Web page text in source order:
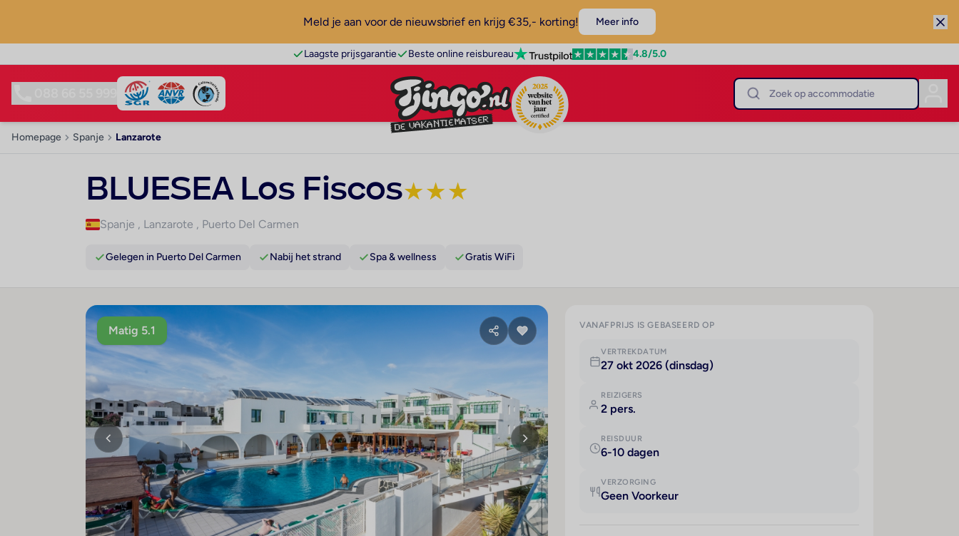
Meld je aan voor de nieuwsbrief en krijg €35,- korting! Meer info
Laagste prijsgarantie Beste online reisbureau 4.8/5.0
Homepage Spanje Lanzarote
BLUESEA Los Fiscos★★★
Spanje , Lanzarote , Puerto Del Carmen
Gelegen in Puerto Del Carmen Nabij het strand Spa & wellness Gratis WiFi
Matig 5.1 VANAFPRIJS IS GEBASEERD OP
VERTREKDATUM
27 okt 2026 (dinsdag)
REIZIGERS
2 pers.
REISDUUR
6-10 dagen
VERZORGING
Geen Voorkeur